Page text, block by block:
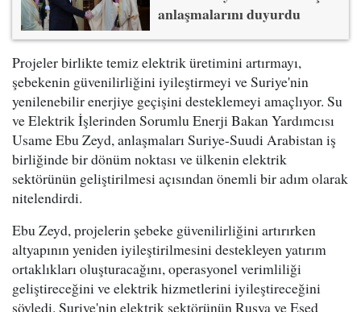
anlaşmalarını duyurdu
Projeler birlikte temiz elektrik üretimini artırmayı,
şebekenin güvenilirliğini iyileştirmeyi ve Suriye'nin
yenilenebilir enerjiye geçişini desteklemeyi amaçlıyor. Su
ve Elektrik İşlerinden Sorumlu Enerji Bakan Yardımcısı
Usame Ebu Zeyd, anlaşmaları Suriye-Suudi Arabistan iş
birliğinde bir dönüm noktası ve ülkenin elektrik
sektörünün geliştirilmesi açısından önemli bir adım olarak
nitelendirdi.
Ebu Zeyd, projelerin şebeke güvenilirliğini artırırken
altyapının yeniden iyileştirilmesini destekleyen yatırım
ortaklıkları oluşturacağını, operasyonel verimliliği
geliştireceğini ve elektrik hizmetlerini iyileştireceğini
söyledi. Suriye'nin elektrik sektörünün Rusya ve Esed